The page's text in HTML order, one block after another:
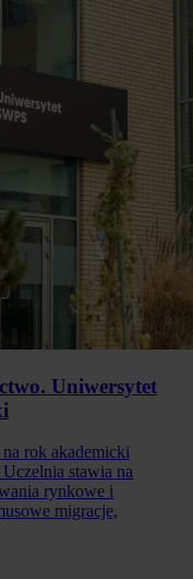
Uniwersytet
rok akademicki
stawia na
rynkowe i
migracje,